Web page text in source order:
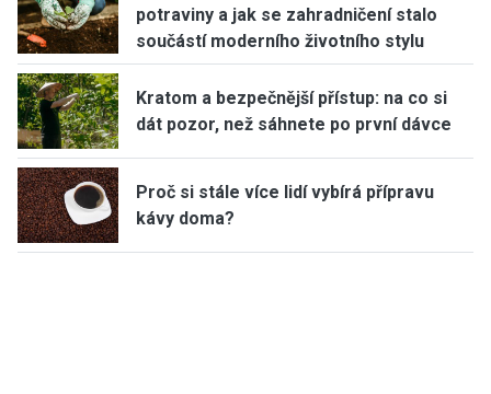
potraviny a jak se zahradničení stalo
součástí moderního životního stylu
Kratom a bezpečnější přístup: na co si
dát pozor, než sáhnete po první dávce
Proč si stále více lidí vybírá přípravu
kávy doma?